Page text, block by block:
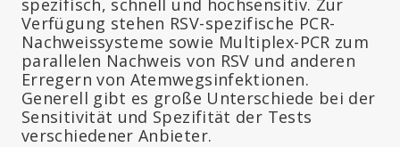
Verfügung stehen RSV-spezifische PCR-
Nachweissysteme sowie Multiplex-PCR zum
parallelen Nachweis von RSV und anderen
Erregern von Atemwegsinfektionen.
Generell gibt es große Unterschiede bei der
Sensitivität und Spezifität der Tests
verschiedener Anbieter.